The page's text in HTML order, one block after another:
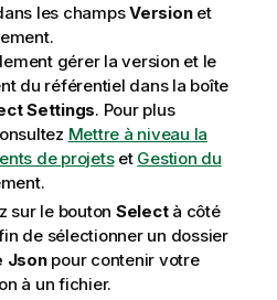
les champsVersionet
gérer la version et le
du référentiel dans la boîte
Settings. Pour plus
Mettre à niveau la
de projetset Gestion du
sur le bouton Selectà côté
de sélectionner un dossier
Jsonpour contenir votre
à un fichier.